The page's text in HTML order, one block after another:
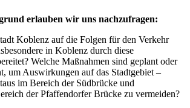
erlauben wir uns nachzufragen:
Koblenz auf die Folgen für den Verkehr
in Koblenz durch diese
Welche Maßnahmen sind geplant oder
um Auswirkungen auf das Stadtgebiet –
im Bereich der Südbrücke und
der Pfaffendorfer Brücke zu vermeiden?